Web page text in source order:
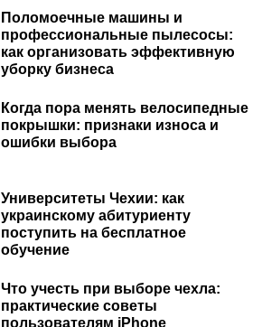
Поломоечные машины и
профессиональные пылесосы:
как организовать эффективную
уборку бизнеса
Когда пора менять велосипедные
покрышки: признаки износа и
ошибки выбора
Университеты Чехии: как
украинскому абитуриенту
поступить на бесплатное
обучение
Что учесть при выборе чехла:
практические советы
пользователям iPhone